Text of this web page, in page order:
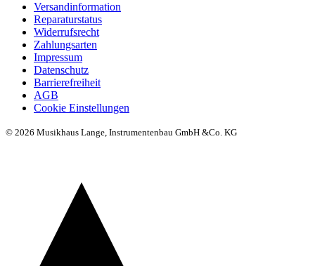
Versandinformation
Reparaturstatus
Widerrufsrecht
Zahlungsarten
Impressum
Datenschutz
Barrierefreiheit
AGB
Cookie Einstellungen
© 2026 Musikhaus Lange, Instrumentenbau GmbH &Co. KG